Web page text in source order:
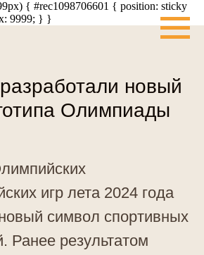
{ #rec1098706601 { position: sticky
9999; } }
новый
Олимпиады
игр лета 2024 года
символ спортивных
Ранее результатом